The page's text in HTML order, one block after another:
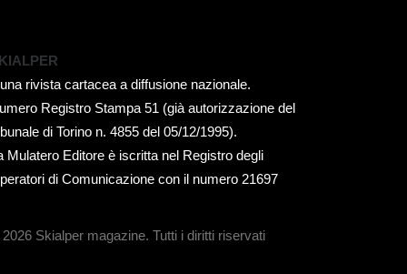
rivista cartacea a diffusione nazionale.
Registro Stampa 51 (già autorizzazione del
di Torino n. 4855 del 05/12/1995).
Mulatero Editore è iscritta nel Registro degli
di Comunicazione con il numero 21697
Skialper magazine. Tutti i diritti riservati